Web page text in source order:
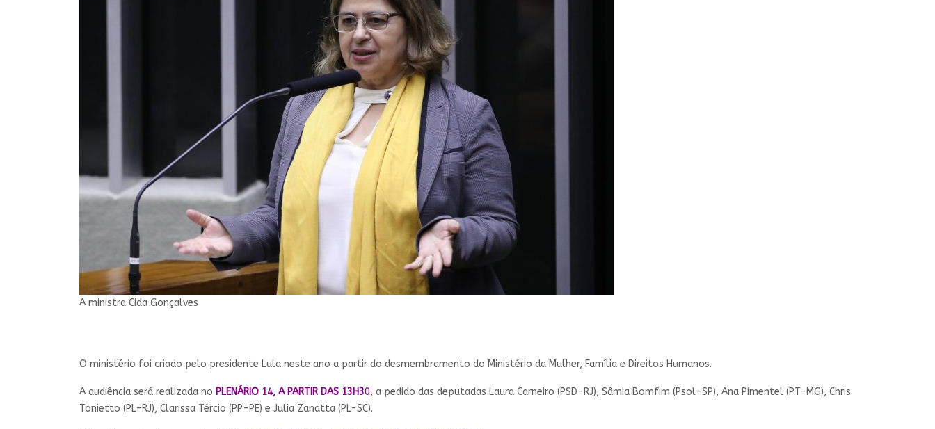
A ministra Cida Gonçalves
O ministério foi criado pelo presidente Lula neste ano a partir do desmembramento do Ministério da Mulher, Família e Direitos Humanos.
A audiência será realizada no PLENÁRIO 14, A PARTIR DAS 13H30, a pedido das deputadas Laura Carneiro (PSD-RJ), Sâmia Bomfim (Psol-SP), Ana Pimentel (PT-MG), Chris
Tonietto (PL-RJ), Clarissa Tércio (PP-PE) e Julia Zanatta (PL-SC).